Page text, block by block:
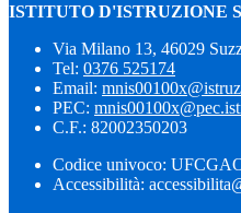
ISTITUTO D'ISTRUZIONE
Via Milano 13, 46029
Tel: 0376 525174
Email:
PEC:
C.F.: 82002350203
Codice univoco:
Accessibilità: